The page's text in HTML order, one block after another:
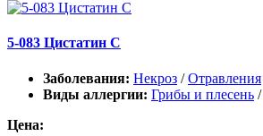
5-083 Цистатин С
Заболевания: Некроз /Отравления
Виды аллергии: Грибы и плесень /
Цена: